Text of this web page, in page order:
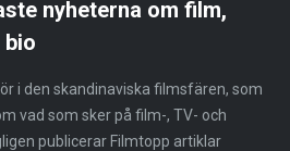
nyheterna om film,
bio
i den skandinaviska filmsfären, som
vad som sker på film-, TV- och
publicerar Filmtopp artiklar